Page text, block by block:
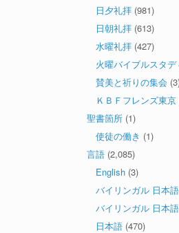
日夕礼拝 (981)
日朝礼拝 (613)
水曜礼拝 (427)
火曜バイブルスタデ
賛美と祈りの集会
ＫＢＦフレンズ東京
聖書箇所 (1)
使徒の働き (1)
言語 (2,085)
English (3)
バイリンガル 日本
バイリンガル 日本
日本語 (470)